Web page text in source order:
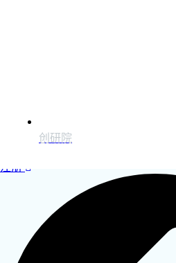
搜索：
注册
创研院